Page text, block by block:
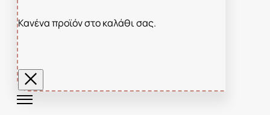
Κανένα προϊόν στο καλάθι σας.